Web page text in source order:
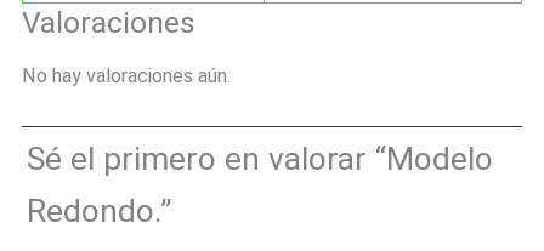
Valoraciones
No hay valoraciones aún.
Sé el primero en valorar “Modelo
Redondo.”